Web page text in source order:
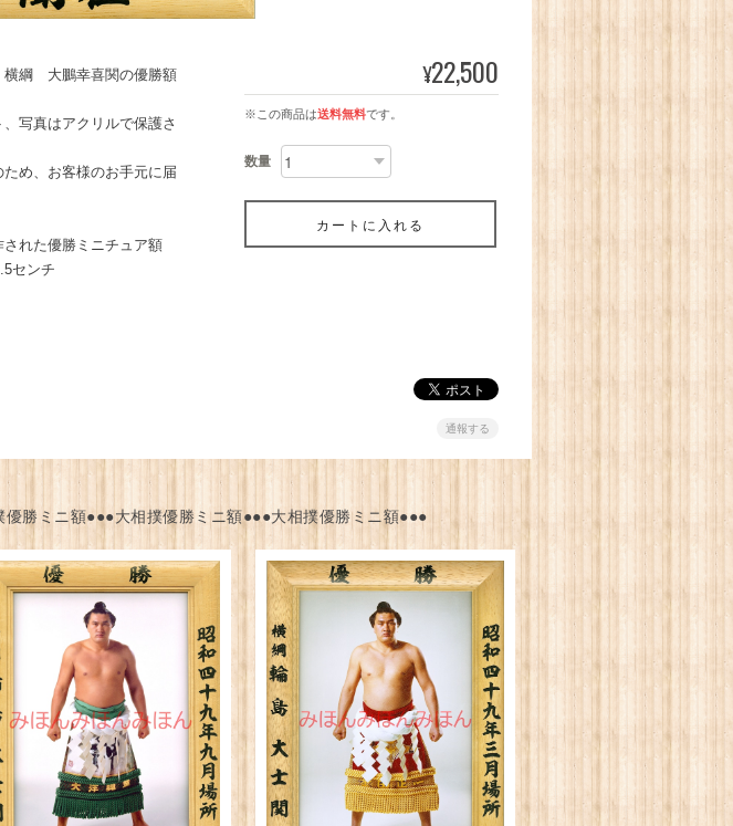
横綱 大鵬幸喜関の優勝額
写真はアクリルで保護さ
め、お客様のお手元に届
れた優勝ミニチュア額
センチ
¥22,500
※この商品は送料無料です。
数量
カートに入れる
通報する
勝ミニ額●●●大相撲優勝ミニ額●●●大相撲優勝ミニ額●●●